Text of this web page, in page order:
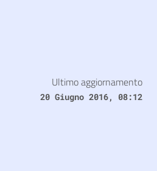
Ultimo aggiornamento
20 Giugno 2016, 08:12